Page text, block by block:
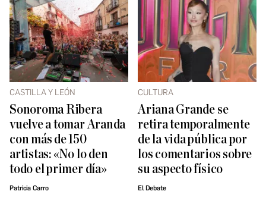
CASTILLA Y LEÓN
Sonoroma Ribera
vuelve a tomar Aranda
con más de 150
artistas: «No lo den
todo el primer día»
Patricia Carro
CULTURA
Ariana Grande se
retira temporalmente
de la vida pública por
los comentarios sobre
su aspecto físico
El Debate